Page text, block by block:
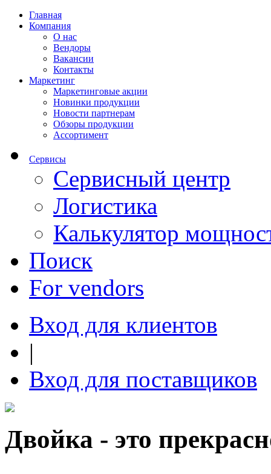
Главная
Компания
О нас
Вендоры
Вакансии
Контакты
Маркетинг
Маркетинговые акции
Новинки продукции
Новости партнерам
Обзоры продукции
Ассортимент
Сервисы
Сервисный центр
Логистика
Калькулятор
Поиск
For vendors
Вход для клиентов
|
Вход для поставщиков
Двойка - это